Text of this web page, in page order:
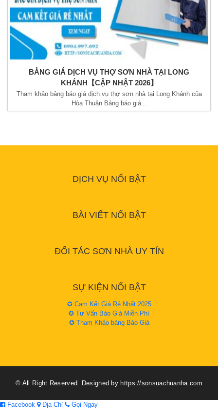
BẢNG GIÁ DỊCH VỤ THỢ SƠN NHÀ TẠI LONG
KHÁNH【CẬP NHẬT 2026】
Tham khảo bảng báo giá dịch vụ thợ sơn nhà tại Long Khánh của
Hòa Thuận Bảng báo giá...
DỊCH VỤ NỔI BẬT
BÀI VIẾT NỔI BẬT
ĐỐI TÁC SƠN NHÀ UY TÍN
SỰ KIỆN NỔI BẬT
✪ Cam Kết Giá Rẻ Nhất 2025
✪ Tư Vấn Báo Giá Miễn Phí
✪ Tham Khảo bảng Báo Giá
© All Right Reserved. Designed by https://sonsuachuanha.com
Facebook Địa Chỉ Gọi Ngay